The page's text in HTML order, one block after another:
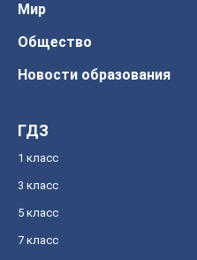
Мир
Общество
Новости образования
ГДЗ
1 класс
3 класс
5 класс
7 класс